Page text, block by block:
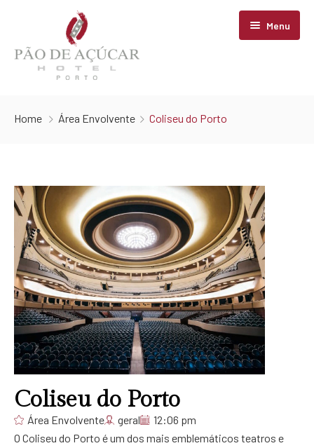
Menu
Facilidades
Área Envolvente
Vintage Conceptual Hotel
Localização
Contactos
Home Área Envolvente Coliseu do Porto
Coliseu do Porto
Área Envolvente geral
12:06 pm
O Coliseu do Porto é um dos mais emblemáticos teatros e